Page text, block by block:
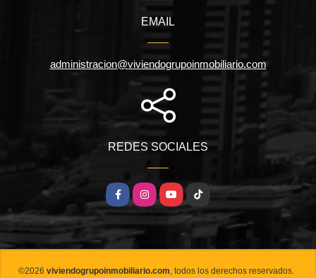
EMAIL
administracion@viviendogrupoinmobiliario.com
REDES SOCIALES
FacebookInstagramYouTubeTikTok
©2026 viviendogrupoinmobiliario.com, todos los derechos reservados.